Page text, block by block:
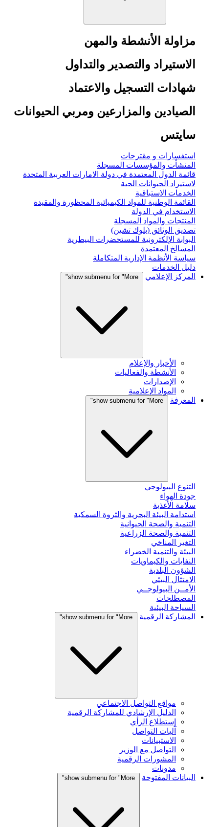
مزاولة الأنشطة والمهن
الاستيراد والتصدير والتداول
شهادات التسجيل والاعتماد
الصيادين والمزارعين ومربي الحيوانات
سايتس
استفسارات و مقترحات
المنشأت والمؤسسات المسجلة
قائمة الدول المعتمدة في دولة الامارات العربية المتحدة
لاستيراد الحيوانات الحية
الخدمات الاستباقية
القائمة الوطنية للمواد الكيميائية المحظورة والمقيدة
الاستخدام في الدولة
المنتجات والمواد المسجلة
تصديق الوثائق (بلوك تشين)
البوابة الإلكترونية للمستحضرات البيطرية
المسالخ المعتمدة
سياسة الأنظمة الإدارية المتكاملة
دليل الخدمات
المركز الإعلامي
show submenu for "More"
الأخبار والإعلام
الأنشطة والفعاليات
الإصدارات
المواد الإعلامية
المعرفة
show submenu for "More"
التنوع البيولوجي
جودة الهواء
سلامة الأغذية
استدامة البيئة البحرية والثروة السمكية
التنمية والصحة الحيوانية
التنمية والصحة الزراعية
التغير المناخي
البيئة والتنمية الخضراء
النفايات والكيماويات
الشؤون البلدية
الامتثال البيئي
الأمــن البيولوجــي
المصطلحات
السياحة البيئية
المشاركة الرقمية
show submenu for "More"
مواقع التواصل الاجتماعي
الدليل الإرشادي للمشاركة الرقمية
إستطلاع الرأي
آليات التواصل
الاستبيانات
التواصل مع الوزير
المشورات الرقمية
مدونات
البيانات المفتوحة
show submenu for "More"